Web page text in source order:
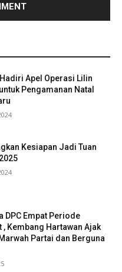
Apel Operasi Lilin
Pengamanan Natal
Kesiapan Jadi Tuan
DPC Empat Periode
, Kembang Hartawan Ajak
Partai dan Berguna